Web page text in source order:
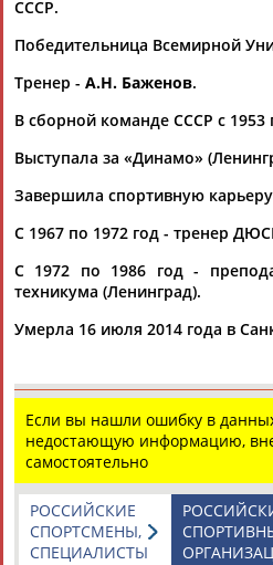
© Стадион, 1998-2026
Подпишись
СССР.
Победительница Всемирной
Тренер - А.Н. Баженов.
В сборной команде СССР с 1953
Выступала за «Динамо»
Завершила спортивную карьеру
С 1967 по 1972 год - тренер
С 1972 по 1986 год -
техникума (Ленинград).
Умерла 16 июля 2014 года в
Если вы нашли ошибку в
недостающую информацию,
самостоятельно
РОССИЙСКИЕ
СПОРТСМЕНЫ,
СПЕЦИАЛИСТЫ